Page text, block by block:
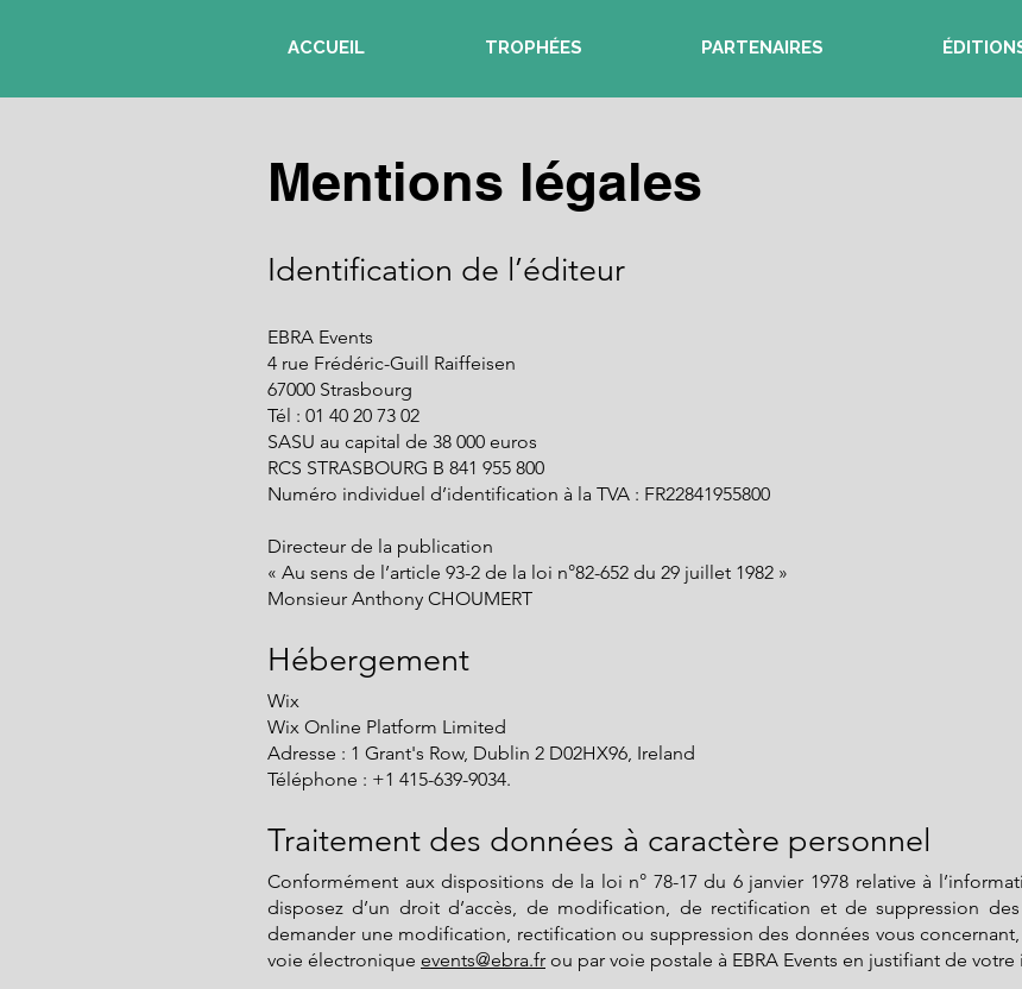
ACCUEIL TROPHÉES PARTENAIRES
Mentions légales
Identification de l’éditeur
EBRA Events
4 rue Frédéric-Guill Raiffeisen
67000 Strasbourg
Tél : 01 40 20 73 02
SASU au capital de 38 000 euros
RCS STRASBOURG B 841 955 800
Numéro individuel d’identification à la TVA : FR22841955800
Directeur de la publication
« Au sens de l’article 93-2 de la loi n°82-652 du 29 juillet 1982 »
Monsieur Anthony CHOUMERT
Hébergement
Wix
Wix Online Platform Limited
Adresse : 1 Grant's Row, Dublin 2 D02HX96, Ireland
Téléphone : +1 415-639-9034.
Traitement des données à caractère personnel
Conformément aux dispositions de la loi n° 78-17 du 6 janvier 1978 relative à
disposez d’un droit d’accès, de modification, de rectification et de suppression
demander une modification, rectification ou suppression des données vous
voie électronique events@ebra.fr ou par voie postale à EBRA Events en justifiant de